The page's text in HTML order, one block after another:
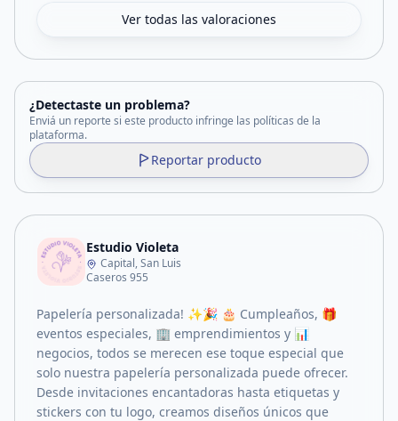
Ver todas las valoraciones
¿Detectaste un problema?
Enviá un reporte si este producto infringe las políticas de la
plataforma.
Reportar producto
Estudio Violeta
Capital, San Luis
Caseros 955
Papelería personalizada! ✨🎉 🎂 Cumpleaños, 🎁
eventos especiales, 🏢 emprendimientos y 📊
negocios, todos se merecen ese toque especial que
solo nuestra papelería personalizada puede ofrecer.
Desde invitaciones encantadoras hasta etiquetas y
stickers con tu logo, creamos diseños únicos que